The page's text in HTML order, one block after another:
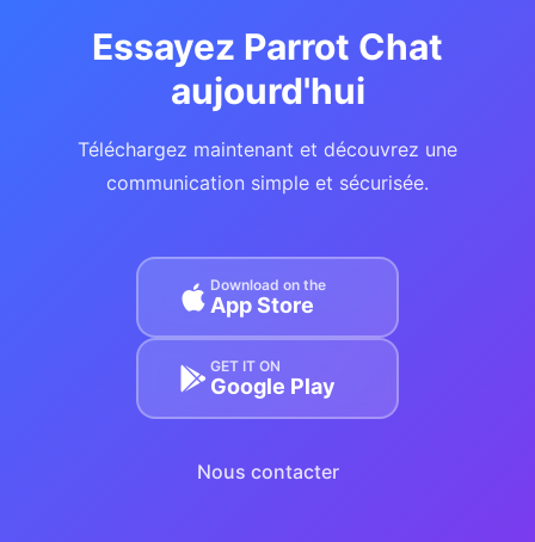
Essayez Parrot Chat
aujourd'hui
Téléchargez maintenant et découvrez une
communication simple et sécurisée.
Download on the
App Store
GET IT ON
Google Play
Nous contacter